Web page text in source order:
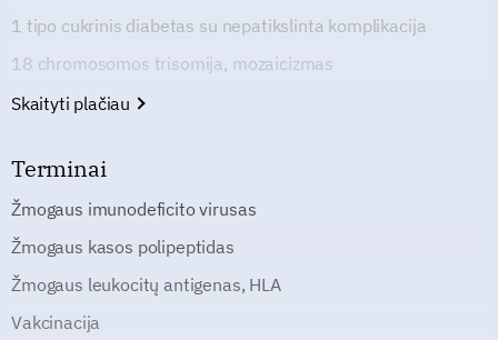
1 tipo cukrinis diabetas su nepatikslinta komplikacija
18 chromosomos trisomija, mozaicizmas
Skaityti plačiau
Terminai
Žmogaus imunodeficito virusas
Žmogaus kasos polipeptidas
Žmogaus leukocitų antigenas, HLA
Vakcinacija